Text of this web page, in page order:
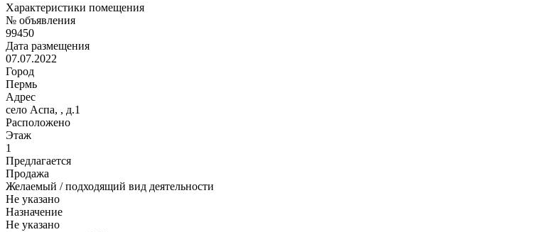
Характеристики помещения
№ объявления
99450
Дата размещения
07.07.2022
Город
Пермь
Адрес
село Аспа, , д.1
Расположено
Этаж
1
Предлагается
Продажа
Желаемый / подходящий вид деятельности
Не указано
Назначение
Не указано